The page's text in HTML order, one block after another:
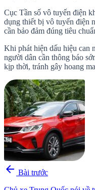
Cục Tần số vô tuyến điện
dụng thiết bị vô tuyến điện
cần bảo đảm đúng tiêu
Khi phát hiện dấu hiệu can
người dân cần thông báo
kịp thời, tránh gây hoang
arrow_back Bài trước